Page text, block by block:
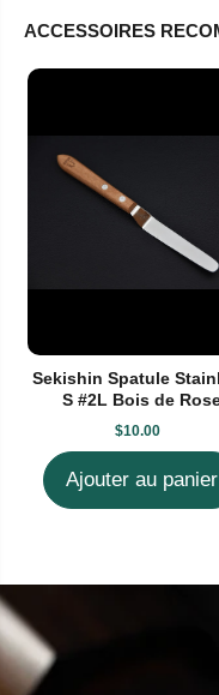
ACCESSOIRES
Sekishin Spatule
S #2L Bois de
$10.00
Ajouter au panier